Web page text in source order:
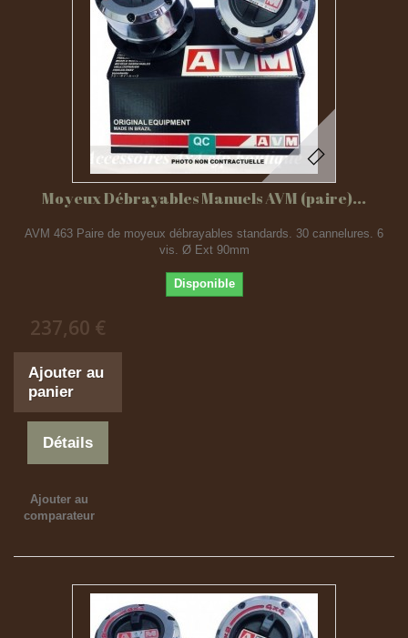
Moyeux Débrayables Manuels AVM (paire)...
AVM 463 Paire de moyeux débrayables standards. 30 cannelures. 6
vis. Ø Ext 90mm
Disponible
237,60 €
Ajouter au
panier
Détails
Ajouter au
comparateur